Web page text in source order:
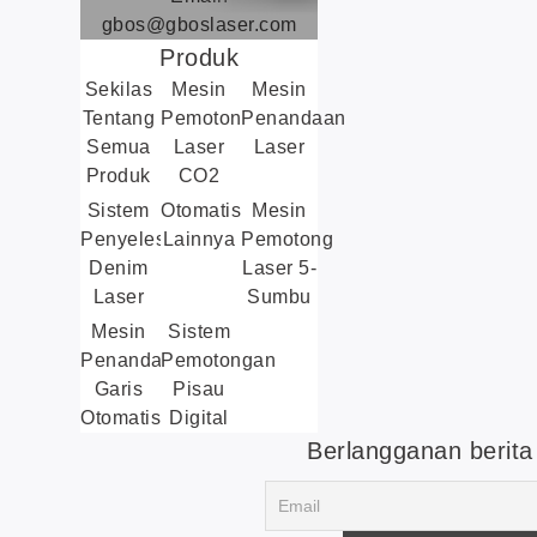
gbos@gboslaser.com
Produk
Sekilas
Tentang
Semua
Produk
Mesin
Pemotong
Laser
CO2
Mesin
Penandaan
Laser
Sistem
Penyelesaian
Denim
Laser
Otomatisasi
Lainnya
Mesin
Pemotong
Laser 5-
Sumbu
Mesin
Penandaan
Garis
Otomatis
Sistem
Pemotongan
Pisau
Digital
Berlangganan